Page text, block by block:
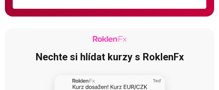
Nechte si hlídat kurzy s RoklenFx